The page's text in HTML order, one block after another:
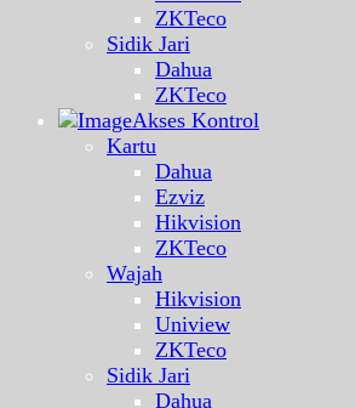
ZKTeco
Sidik Jari
Dahua
ZKTeco
Akses Kontrol
Kartu
Dahua
Ezviz
Hikvision
ZKTeco
Wajah
Hikvision
Uniview
ZKTeco
Sidik Jari
Dahua